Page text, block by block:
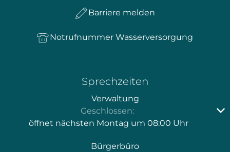
Barriere melden
Notrufnummer Wasserversorgung
Sprechzeiten
Verwaltung
Klicken, um weitere Öffnungs- oder Schließzeiten
Geschlossen:
öffnet nächsten Montag um 08:00 Uhr
Bürgerbüro